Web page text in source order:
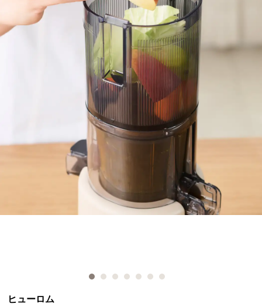
ヒューロム